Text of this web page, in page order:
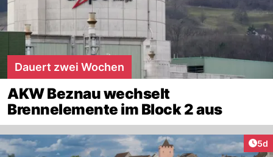
Dauert zwei Wochen
AKW Beznau wechselt
Brennelemente im Block 2 aus
5d